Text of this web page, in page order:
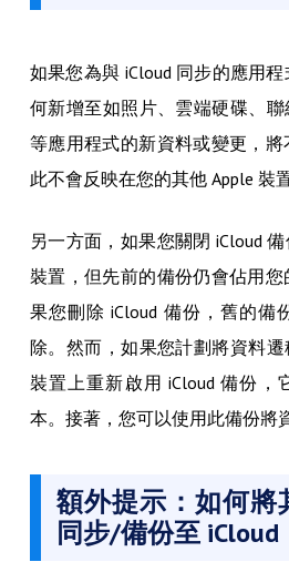
如果您為與 iCloud 同步的應用
何新增至如照片、雲端硬碟、
等應用程式的新資料或變更，將
此不會反映在您的其他 Apple 裝置
另一方面，如果您關閉 iCloud
裝置，但先前的備份仍會佔用您
果您刪除 iCloud 備份，舊的備
除。然而，如果您計劃將資料
裝置上重新啟用 iCloud 備份，
本。接著，您可以使用此備份將
額外提示：如何將
同步/備份至 iCloud